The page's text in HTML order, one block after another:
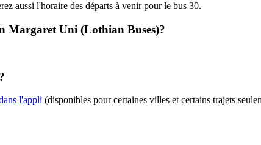
aussi l'horaire des départs à venir pour le bus 30.
Margaret Uni (Lothian Buses)?
l'appli (disponibles pour certaines villes et certains trajets